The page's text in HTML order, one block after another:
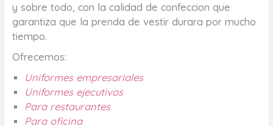
y sobre todo, con la calidad de confeccion que
garantiza que la prenda de vestir durara por mucho
tiempo.
Ofrecemos:
Uniformes empresariales
Uniformes ejecutivos
Para restaurantes
Para oficina